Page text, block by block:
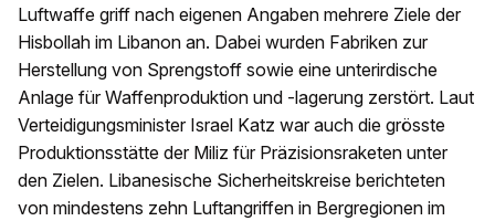
Luftwaffe griff nach eigenen Angaben mehrere Ziele der
Hisbollah im Libanon an. Dabei wurden Fabriken zur
Herstellung von Sprengstoff sowie eine unterirdische
Anlage für Waffenproduktion und -lagerung zerstört. Laut
Verteidigungsminister Israel Katz war auch die grösste
Produktionsstätte der Miliz für Präzisionsraketen unter
den Zielen. Libanesische Sicherheitskreise berichteten
von mindestens zehn Luftangriffen in Bergregionen im